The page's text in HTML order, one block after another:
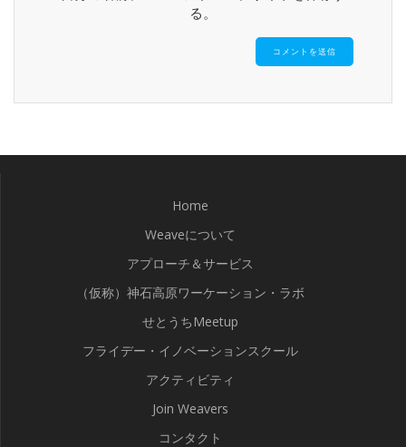
る。
Home
Weaveについて
アプローチ＆サービス
（仮称）神石高原ワーケーション・ラボ
せとうちMeetup
フライデー・イノベーションスクール
アクティビティ
Join Weavers
コンタクト